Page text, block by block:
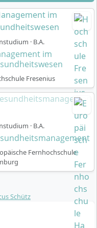
Abschluss:
Kolloquium.
im
digital zu gestalten
Denken,
Innovationsfähigkeit
sind zentrale
· B.A.
im
Fresenius
· B.A.
Fernhochschule
Schütz